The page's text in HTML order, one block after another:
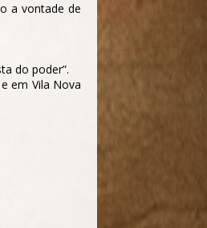
a vontade de
do poder”.
em Vila Nova